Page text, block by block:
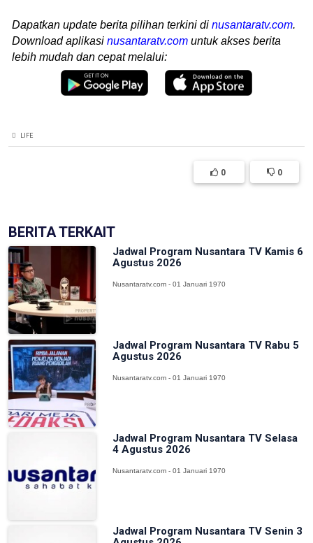
Dapatkan update berita pilihan terkini di nusantaratv.com.
Download aplikasi nusantaratv.com untuk akses berita
lebih mudah dan cepat melalui:
LIFE
0 0
BERITA TERKAIT
Jadwal Program Nusantara TV Kamis 6
Agustus 2026
Nusantaratv.com - 01 Januari 1970
Jadwal Program Nusantara TV Rabu 5
Agustus 2026
Nusantaratv.com - 01 Januari 1970
Jadwal Program Nusantara TV Selasa
4 Agustus 2026
Nusantaratv.com - 01 Januari 1970
Jadwal Program Nusantara TV Senin 3